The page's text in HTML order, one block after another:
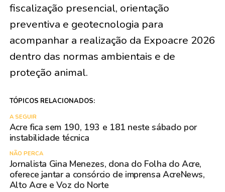
fiscalização presencial, orientação
preventiva e geotecnologia para
acompanhar a realização da Expoacre 2026
dentro das normas ambientais e de
proteção animal.
TÓPICOS RELACIONADOS:
A SEGUIR
Acre fica sem 190, 193 e 181 neste sábado por
instabilidade técnica
NÃO PERCA
Jornalista Gina Menezes, dona do Folha do Acre,
oferece jantar a consórcio de imprensa AcreNews,
Alto Acre e Voz do Norte